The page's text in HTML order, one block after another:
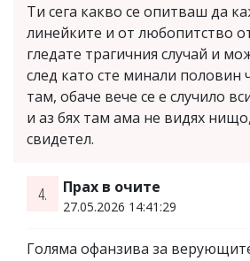
Ти сега какво се опитваш да
линейките и от любопитство
гледате трагичния случай и
след като сте минали половин
там, обаче вече се е случило
и аз бях там ама не видях
свидетел.
4. Прах в очите
27.05.2026 14:41:29
Голяма офанзива за